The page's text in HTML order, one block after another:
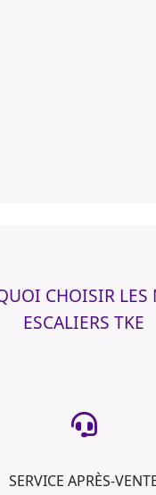
CHOISIR LES
ESCALIERS TKE
SERVICE APRÈS-